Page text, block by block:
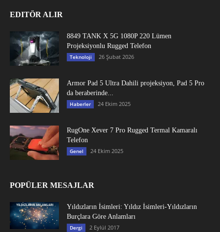
EDITÖR ALIR
8849 TANK X 5G 1080P 220 Lümen
Projeksiyonlu Rugged Telefon
Teknoloji 26 Şubat 2026
Armor Pad 5 Ultra Dahili projeksiyon, Pad 5 Pro
da beraberinde...
Haberler 24 Ekim 2025
RugOne Xever 7 Pro Rugged Termal Kamaralı
Telefon
Genel 24 Ekim 2025
POPÜLER MESAJLAR
Yıldızların İsimleri: Yıldız İsimleri-Yıldızların
Burçlara Göre Anlamları
Dergi 2 Eylül 2017